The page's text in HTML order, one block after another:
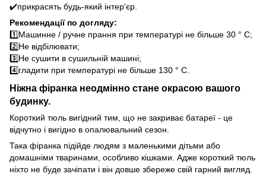
✔️прикрасять будь-який інтер'єр.
Рекомендації по догляду:
1️⃣Машинне / ручне прання при температурі не більше 30 ° C;
2️⃣Не відбілювати;
3️⃣Не сушити в сушильній машині;
4️⃣гладити при температурі не більше 130 ° C.
Ніжна фіранка неодмінно стане окрасою вашого
будинку.
Короткий тюль вигідний тим, що не закриває батареї - це
відчутно і вигідно в опалювальний сезон.
Така фіранка підійде людям з маленькими дітьми або
домашніми тваринами, особливо кішками. Адже короткий тюль
ніхто не буде зачіпати і він довше збереже свій гарний вигляд.